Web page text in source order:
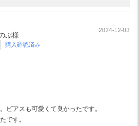
ぶ様
購入確認済み
2024-12-03
ピアスも可愛くて良かったです。
です。